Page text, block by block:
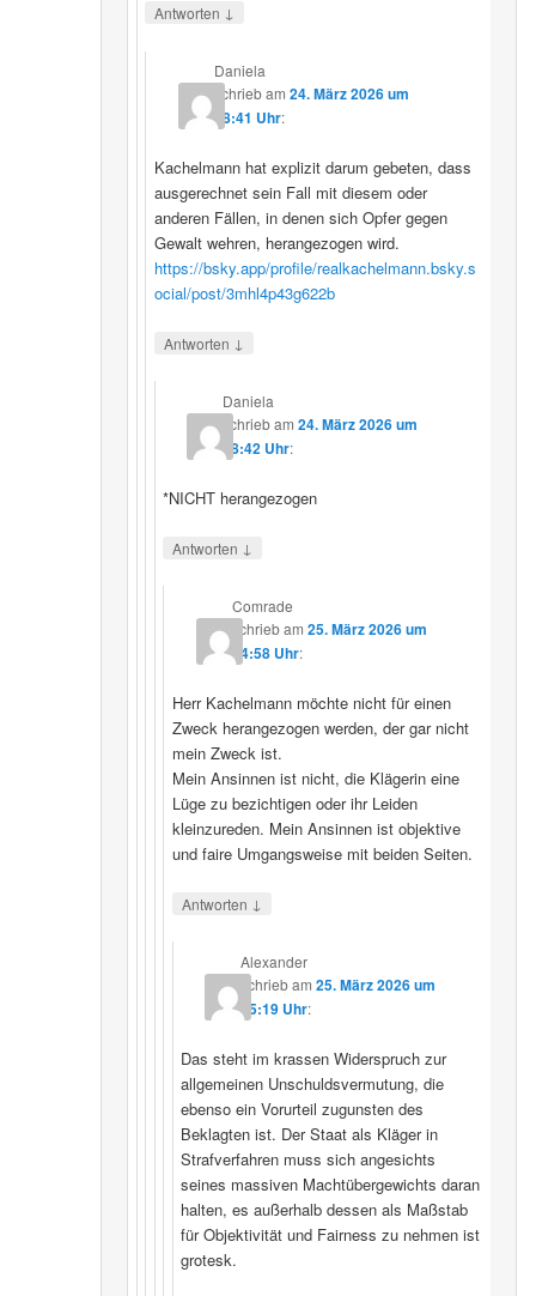
Antworten ↓
Daniela
schriebam 24. März 2026 um
08:41 Uhr:
Kachelmann hat explizit darum gebeten, dass
ausgerechnet sein Fall mit diesem oder
anderen Fällen, in denen sich Opfer gegen
Gewalt wehren, herangezogen wird.
https://bsky.app/profile/realkachelmann.bsky.s
ocial/post/3mhl4p43g622b
Antworten ↓
Daniela
schriebam24. März 2026 um
08:42 Uhr:
*NICHT herangezogen
Antworten ↓
Comrade
schriebam 25. März 2026 um
14:58 Uhr:
Herr Kachelmann möchte nicht für einen
Zweck herangezogen werden, der gar nicht
mein Zweck ist.
Mein Ansinnen ist nicht, die Klägerin eine
Lüge zu bezichtigen oder ihr Leiden
kleinzureden. Mein Ansinnen ist objektive
und faire Umgangsweise mit beiden Seiten.
Antworten ↓
Alexander
schriebam25. März 2026 um
15:19 Uhr:
Das steht im krassen Widerspruch zur
allgemeinen Unschuldsvermutung, die
ebenso ein Vorurteil zugunsten des
Beklagten ist. Der Staat als Kläger in
Strafverfahren muss sich angesichts
seines massiven Machtübergewichts daran
halten, es außerhalb dessen als Maßstab
für Objektivität und Fairness zu nehmen ist
grotesk.